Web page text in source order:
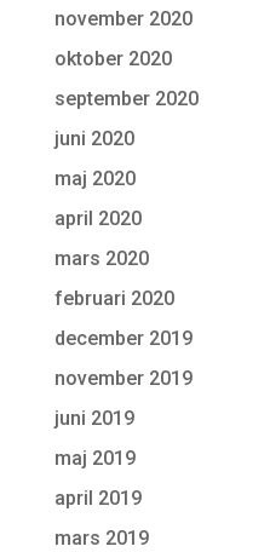
november 2020
oktober 2020
september 2020
juni 2020
maj 2020
april 2020
mars 2020
februari 2020
december 2019
november 2019
juni 2019
maj 2019
april 2019
mars 2019